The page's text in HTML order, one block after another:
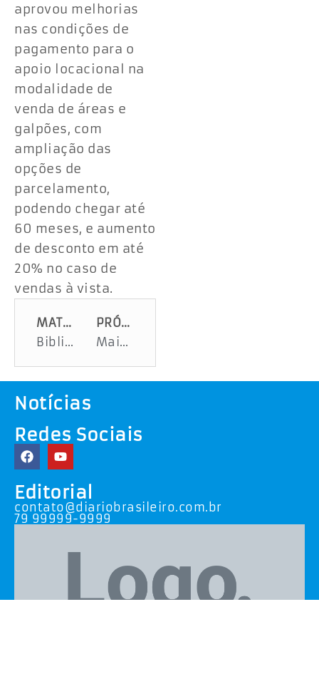
aprovou melhorias
nas condições de
pagamento para o
apoio locacional na
modalidade de
venda de áreas e
galpões, com
ampliação das
opções de
parcelamento,
podendo chegar até
60 meses, e aumento
de desconto em até
20% no caso de
vendas à vista.
MATÉRIA ANTERIOR
Biblioteca Pública Epiphanio Dória celebra mês de outubro com Projeto Semana da Criança
PRÓXIMA MATÉRIA
Mais de 6 mil pacientes já foram beneficiados com cirurgias oftalmológicas dentro do Enxerga Sergipe
Notícias
Redes Sociais
Editorial
contato@diariobrasileiro.com.br
79 99999-9999